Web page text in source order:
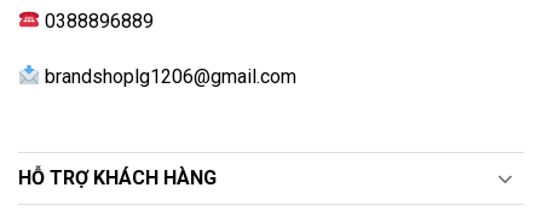
0388896889
brandshoplg1206@gmail.com
HỖ TRỢ KHÁCH HÀNG